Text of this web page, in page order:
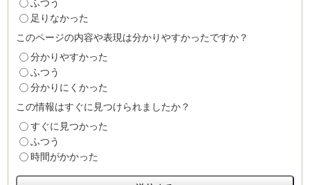
ふつう
足りなかった
このページの内容や表現は分かりやすかったですか？
分かりやすかった
ふつう
分かりにくかった
この情報はすぐに見つけられましたか？
すぐに見つかった
ふつう
時間がかかった